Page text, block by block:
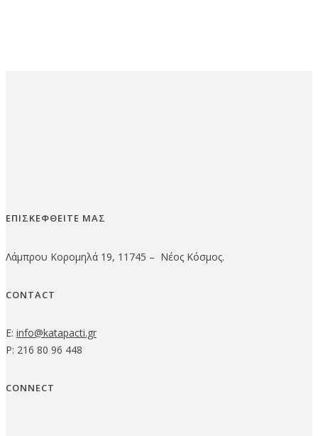
ΕΠΙΣΚΕΦΘΕΙΤΕ ΜΑΣ
Λάμπρου Κορομηλά 19, 11745 – Νέος Κόσμος.
CONTACT
E: info@katapacti.gr
P: 216 80 96 448
CONNECT